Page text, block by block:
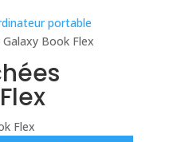
portable
Book Flex
Flex